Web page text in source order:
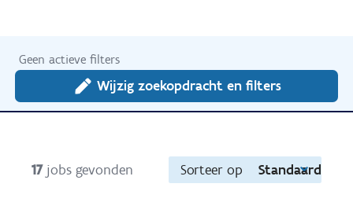
Geen actieve filters
Wijzig zoekopdracht en filters
17 jobs gevonden Sorteer op Standaard